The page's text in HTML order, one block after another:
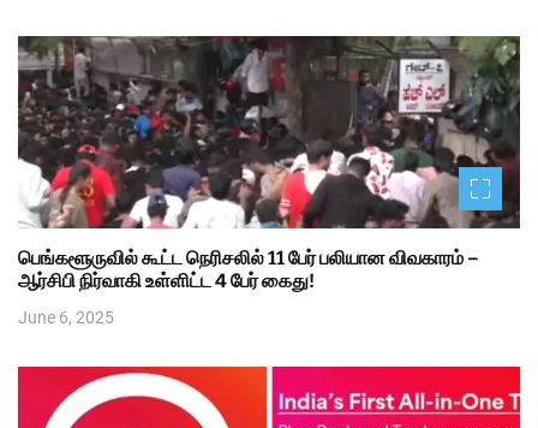
பெங்களூருவில் கூட்ட நெரிசலில் 11 பேர் பலியான விவகாரம் –
ஆர்சிபி நிர்வாகி உள்ளிட்ட 4 பேர் கைது!
June 6, 2025